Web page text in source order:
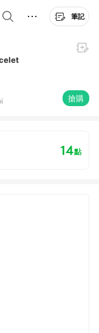
筆記
搶購
14點